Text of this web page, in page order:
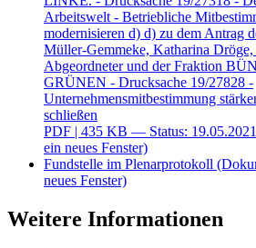
Arbeitswelt - Betriebliche
modernisieren d) d) zu dem Antrag
Müller-Gemmeke, Katharina
Abgeordneter und der Fraktion
GRÜNEN - Drucksache 19/27828 -
Unternehmensmitbestimmung
schließen
PDF | 435 KB — Status: 19.05.2021
ein neues Fenster)
Fundstelle im Plenarprotokoll
neues Fenster)
Weitere Informationen